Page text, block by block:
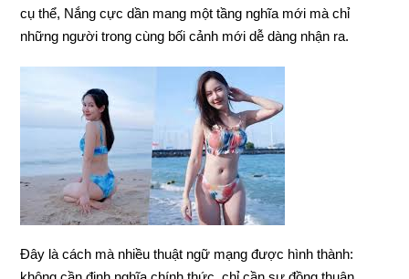
cụ thể, Nắng cực dần mang một tầng nghĩa mới mà chỉ
những người trong cùng bối cảnh mới dễ dàng nhận ra.
Đây là cách mà nhiều thuật ngữ mạng được hình thành: